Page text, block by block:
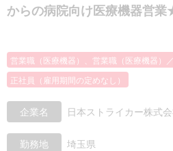
からの病院向け医療機器営
営業職（医療機器）、営業職（医療機器）
正社員（雇用期間の定めなし）
企業名 日本ストライカー株式
勤務地 埼玉県